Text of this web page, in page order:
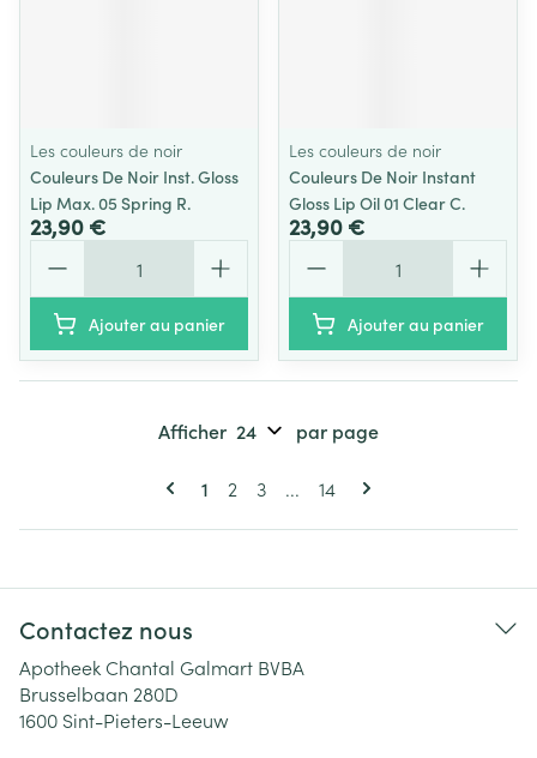
Les couleurs de noir
Couleurs De Noir Inst. Gloss
Lip Max. 05 Spring R.
23,90 €
Ajouter au panier
Les couleurs de noir
Couleurs De Noir Instant
Gloss Lip Oil 01 Clear C.
23,90 €
Ajouter au panier
Pages
Vous lisez actuellement la page
1 Page
2 Page
3 ... Page
14
Afficher par page
Contactez nous
Apotheek Chantal Galmart BVBA
Brusselbaan 280D
1600 Sint-Pieters-Leeuw